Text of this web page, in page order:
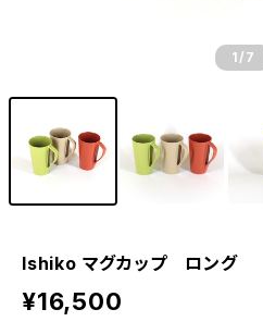
1 /7
Ishiko マグカップ ロング
¥16,500